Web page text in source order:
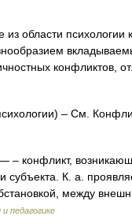
из области психологии
конфликтов,
– См.
– конфликт,
К. а.
между
педагогике